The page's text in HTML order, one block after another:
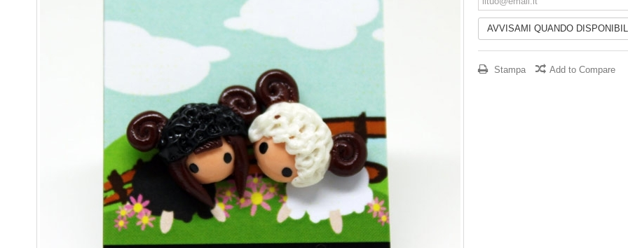
AVVISAMI QUANDO
Stampa Add to Compare